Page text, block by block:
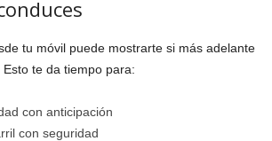
tu móvil puede mostrarte si más adelante
te da tiempo para:
con anticipación
con seguridad